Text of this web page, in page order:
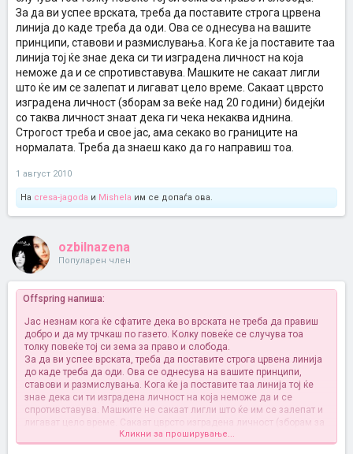
За да ви успее врската, треба да поставите строга црвена
линија до каде треба да оди. Ова се однесува на вашите
принципи, ставови и размислувања. Кога ќе ја поставите таа
линија тој ќе знае дека си ти изградена личност на која
неможе да и се спротивставува. Машките не сакаат лигли
што ќе им се залепат и лигават цело време. Сакаат цврсто
изградена личност (зборам за веќе над 20 години) бидејќи
со таква личност знаат дека ги чека некаква иднина.
Строгост треба и свое јас, ама секако во границите на
нормалата. Треба да знаеш како да го направиш тоа.
1 август 2010
На cresa-jagoda и Mishela им се допаѓа ова.
ozbilnazena
Популарен член
Offspring напиша:
Јас незнам кога ќе сфатите дека во врската не треба да правиш
добро и да му трчкаш по газето. Колку повеќе се случува тоа
толку повеќе тој си зема за право и слобода.
За да ви успее врската, треба да поставите строга црвена линија
до каде треба да оди. Ова се однесува на вашите принципи,
ставови и размислувања. Кога ќе ја поставите таа линија тој ќе
знае дека си ти изградена личност на која неможе да и се
спротивставува. Машките не сакаат лигли што ќе им се залепат и
лигават цело време. Сакаат цврсто изградена личност (зборам за
веќе над 20 години) бидејќи со таква личност знаат дека ги чека
некаква иднина.
Кликни за проширување...